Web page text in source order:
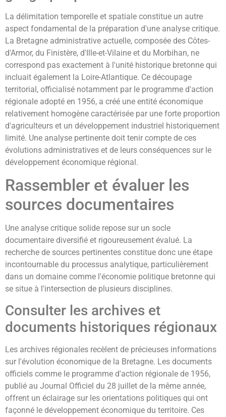
La délimitation temporelle et spatiale constitue un autre
aspect fondamental de la préparation d'une analyse critique.
La Bretagne administrative actuelle, composée des Côtes-
d'Armor, du Finistère, d'Ille-et-Vilaine et du Morbihan, ne
correspond pas exactement à l'unité historique bretonne qui
incluait également la Loire-Atlantique. Ce découpage
territorial, officialisé notamment par le programme d'action
régionale adopté en 1956, a créé une entité économique
relativement homogène caractérisée par une forte proportion
d'agriculteurs et un développement industriel historiquement
limité. Une analyse pertinente doit tenir compte de ces
évolutions administratives et de leurs conséquences sur le
développement économique régional.
Rassembler et évaluer les
sources documentaires
Une analyse critique solide repose sur un socle
documentaire diversifié et rigoureusement évalué. La
recherche de sources pertinentes constitue donc une étape
incontournable du processus analytique, particulièrement
dans un domaine comme l'économie politique bretonne qui
se situe à l'intersection de plusieurs disciplines.
Consulter les archives et
documents historiques régionaux
Les archives régionales recèlent de précieuses informations
sur l'évolution économique de la Bretagne. Les documents
officiels comme le programme d'action régionale de 1956,
publié au Journal Officiel du 28 juillet de la même année,
offrent un éclairage sur les orientations politiques qui ont
façonné le développement économique du territoire. Ces